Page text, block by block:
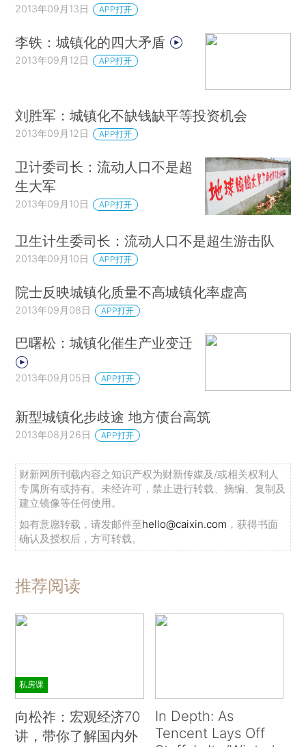
2013年09月13日 APP打开
李铁：城镇化的四大矛盾
2013年09月12日 APP打开
刘胜军：城镇化不缺钱缺平等投资机会
2013年09月12日 APP打开
卫计委司长：流动人口不是超
生大军
2013年09月10日 APP打开
卫生计生委司长：流动人口不是超生游击队
2013年09月10日 APP打开
院士反映城镇化质量不高城镇化率虚高
2013年09月08日 APP打开
巴曙松：城镇化催生产业变迁
2013年09月05日 APP打开
新型城镇化步歧途 地方债台高筑
2013年08月26日 APP打开
财新网所刊载内容之知识产权为财新传媒及/或相关权利人
专属所有或持有。未经许可，禁止进行转载、摘编、复制及
建立镜像等任何使用。
如有意愿转载，请发邮件至hello@caixin.com ，获得书面
确认及授权后，方可转载。
推荐阅读
私房课
向松祚：宏观经济70
讲，带你了解国内外
In Depth: As
Tencent Lays Off